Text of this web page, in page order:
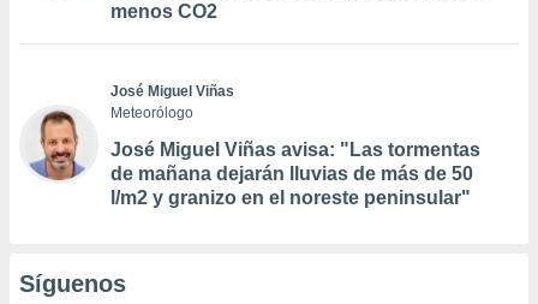
menos CO2
José Miguel Viñas
Meteorólogo
José Miguel Viñas avisa: "Las tormentas
de mañana dejarán lluvias de más de 50
l/m2 y granizo en el noreste peninsular"
Síguenos